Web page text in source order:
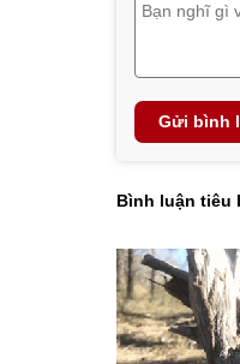
Gửi bình
Bình luận tiêu